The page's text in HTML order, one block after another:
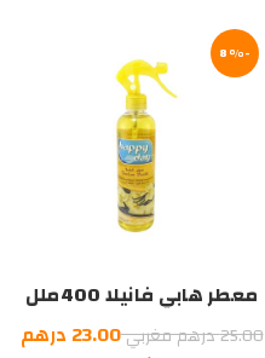
-8%
معطر هابي فانيلا 400ملل
25.00درهم مغربيالسعر
23.00 درهم